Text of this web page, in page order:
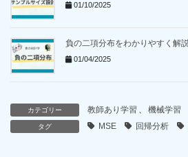
01/10/2025
負の二項分布をわかりやすく解
01/04/2025
カテゴリー 教師あり学習 、 機械学習
タグ MSE 回帰分析